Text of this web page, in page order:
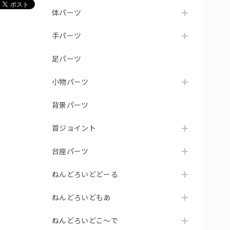
体パーツ
手パーツ
足パーツ
小物パーツ
背景パーツ
首ジョイント
台座パーツ
ねんどろいどどーる
ねんどろいどもあ
ねんどろいどこ～で